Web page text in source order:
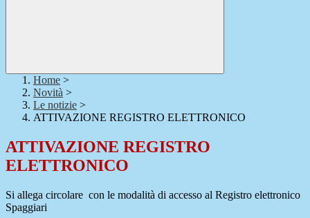
Home >
Novità >
Le notizie >
ATTIVAZIONE REGISTRO ELETTRONICO
ATTIVAZIONE REGISTRO
ELETTRONICO
Si allega circolare con le modalità di accesso al Registro elettronico
Spaggiari